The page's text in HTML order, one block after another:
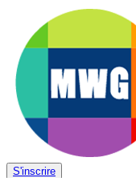
S'inscrire